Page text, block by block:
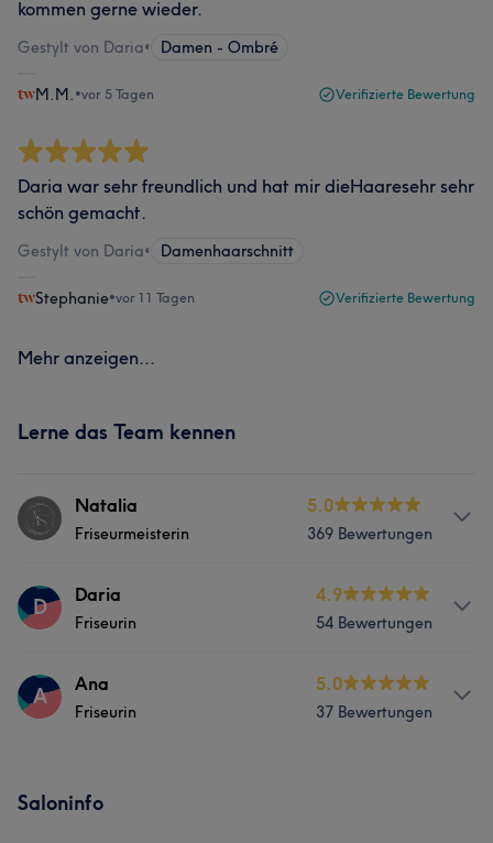
kommen gerne wieder.
Gestylt von Daria• Damen - Ombré
M.M. •vor 5 Tagen Verifizierte Bewertung
Daria war sehr freundlich und hat mir dieHaaresehr sehr
schön gemacht.
Gestylt von Daria• Damenhaarschnitt
Stephanie•vor 11 Tagen Verifizierte Bewertung
Mehr anzeigen...
Lerne das Team kennen
Natalia
Friseurmeisterin
5.0
369 Bewertungen
Services
Portfolio
D Daria
Friseurin
4.9
54 Bewertungen
Services
A Ana
Friseurin
5.0
37 Bewertungen
Saloninfo